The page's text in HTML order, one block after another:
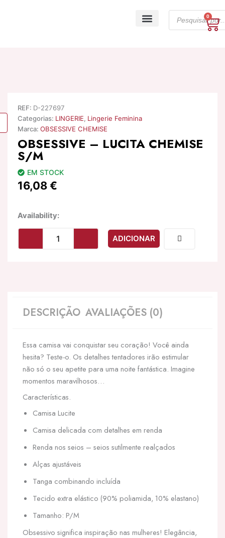
search
0
REF: D-227697
Categorias: LINGERIE, Lingerie Feminina
Marca: OBSESSIVE CHEMISE
OBSESSIVE – LUCITA CHEMISE
S/M
EM STOCK
16,08€
Availability:Quantidade
OBSESSIVE
ADICIONAR
DESCRIÇÃO AVALIAÇÕES (0)
Essa camisa vai conquistar seu coração! Você ainda
hesita? Teste-o. Os detalhes tentadores irão estimular
não só o seu apetite para uma noite fantástica. Imagine
momentos maravilhosos…
Características.
Camisa Lucite
Camisa delicada com detalhes em renda
Renda nos seios – seios sutilmente realçados
Alças ajustáveis
Tanga combinando incluída
Tecido extra elástico (90% poliamida, 10% elastano)
Tamanho: P/M
Obsessivo significa inspiração nas mulheres! Elegância,